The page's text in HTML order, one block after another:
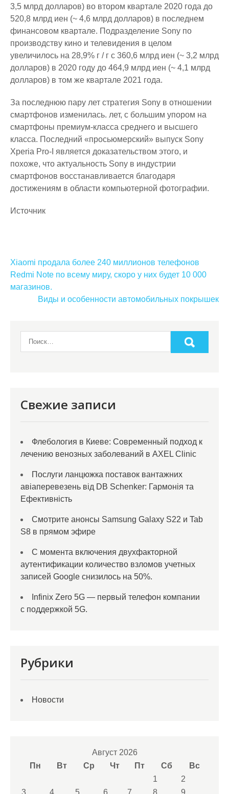
3,5 млрд долларов) во втором квартале 2020 года до
520,8 млрд иен (~ 4,6 млрд долларов) в последнем
финансовом квартале. Подразделение Sony по
производству кино и телевидения в целом
увеличилось на 28,9% г / г с 360,6 млрд иен (~ 3,2 млрд
долларов) в 2020 году до 464,9 млрд иен (~ 4,1 млрд
долларов) в том же квартале 2021 года.
За последнюю пару лет стратегия Sony в отношении
смартфонов изменилась. лет, с большим упором на
смартфоны премиум-класса среднего и высшего
класса. Последний «просьюмерский» выпуск Sony
Xperia Pro-I является доказательством этого, и
похоже, что актуальность Sony в индустрии
смартфонов восстанавливается благодаря
достижениям в области компьютерной фотографии.
Источник
Навигация
по
записям
Xiaomi продала более 240 миллионов телефонов
Redmi Note по всему миру, скоро у них будет 10 000
магазинов.
Виды и особенности автомобильных покрышек
Свежие записи
Флебология в Киеве: Современный подход к
лечению венозных заболеваний в AXEL Clinic
Послуги ланцюжка поставок вантажних
авіаперевезень від DB Schenker: Гармонія та
Ефективність
Смотрите анонсы Samsung Galaxy S22 и Tab
S8 в прямом эфире
С момента включения двухфакторной
аутентификации количество взломов учетных
записей Google снизилось на 50%.
Infinix Zero 5G — первый телефон компании
с поддержкой 5G.
Рубрики
Новости
Август 2026
Пн
Вт Ср Чт Пт Сб
Вс
1
2